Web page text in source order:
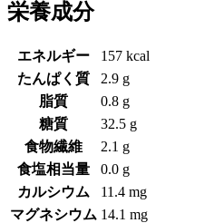
栄養成分
エネルギー
157 kcal
たんぱく質
2.9 g
脂質
0.8 g
糖質
32.5 g
食物繊維
2.1 g
食塩相当量
0.0 g
カルシウム
11.4 mg
マグネシウム 14.1 mg